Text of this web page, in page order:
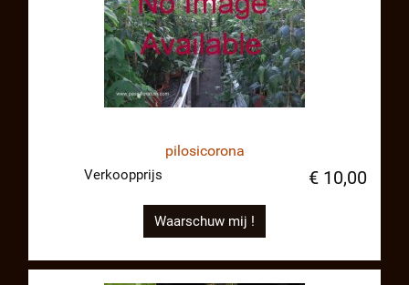
pilosicorona
Verkoopprijs € 10,00
Waarschuw mij !